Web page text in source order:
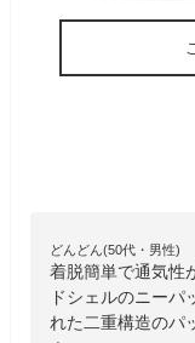
どんどん(50代・男性)
着脱簡単で通気性
ドシェルのニー
れた二重構造のパ